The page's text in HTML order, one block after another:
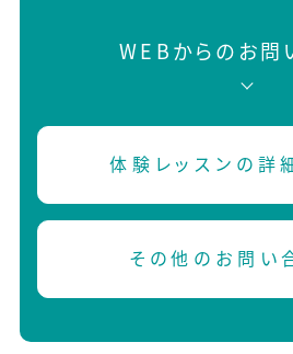
WEBからのお問
体験レッスンの詳
その他のお問い